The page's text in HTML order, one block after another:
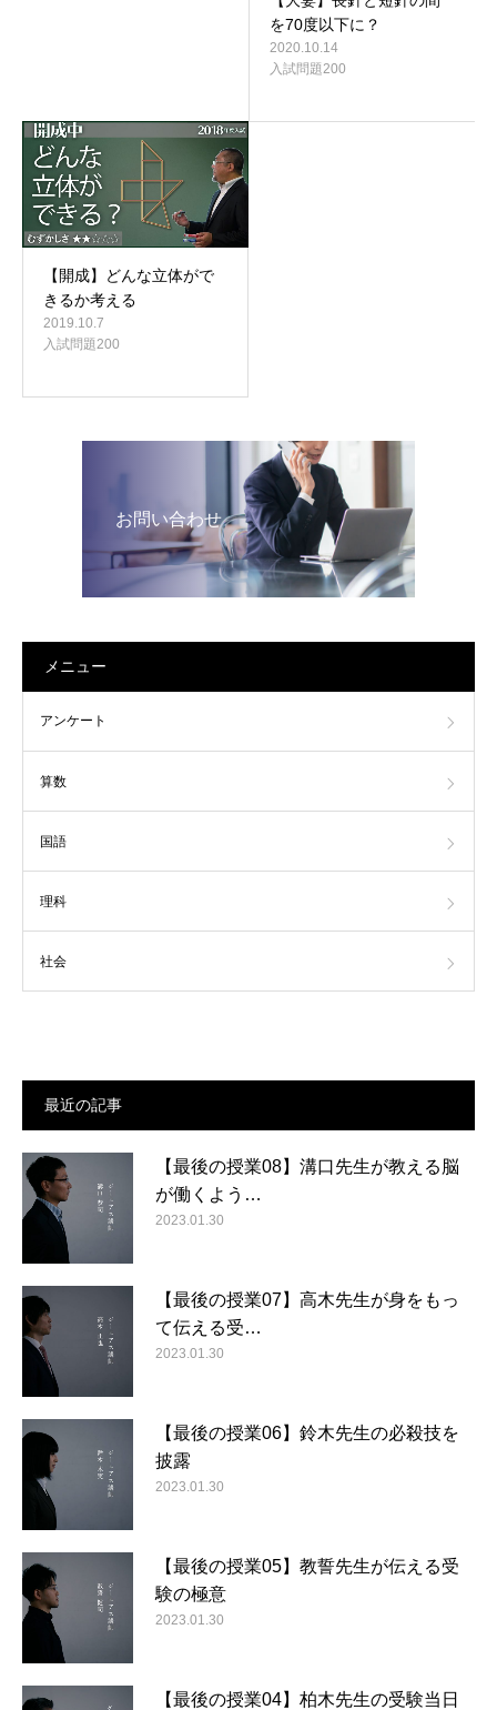
を70度以下に？
2020.10.14
入試問題200
【開成】どんな立体がで
きるか考える
2019.10.7
入試問題200
お問い合わせ
メニュー
アンケート
算数
国語
理科
社会
最近の記事
【最後の授業08】溝口先生が教える脳
が働くよう…
2023.01.30
【最後の授業07】高木先生が身をもっ
て伝える受…
2023.01.30
【最後の授業06】鈴木先生の必殺技を
披露
2023.01.30
【最後の授業05】教誓先生が伝える受
験の極意
2023.01.30
【最後の授業04】柏木先生の受験当日